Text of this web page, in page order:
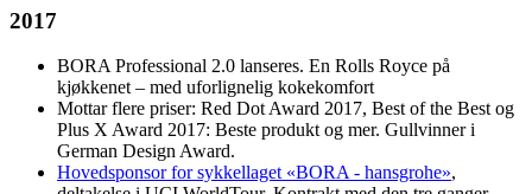
2017
BORA Professional 2.0 lanseres. En Rolls Royce på
kjøkkenet – med uforlignelig kokekomfort
Mottar flere priser: Red Dot Award 2017, Best of the Best og
Plus X Award 2017: Beste produkt og mer. Gullvinner i
German Design Award.
Hovedsponsor for sykkellaget «BORA ​​- hansgrohe»,